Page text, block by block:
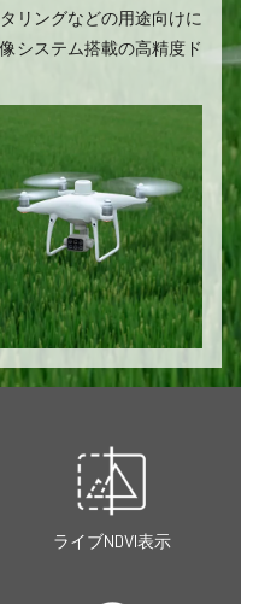
リングなどの用途向けに
システム搭載の高精度ド
ライブNDVI表示